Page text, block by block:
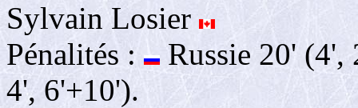
Sylvain Losier
Pénalités :
Russie 20'
4', 6'+10').